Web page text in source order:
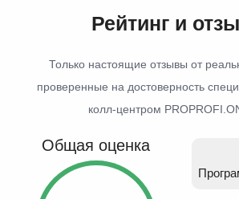
Рейтинг и
Только настоящие отзывы от
проверенные на достоверность
колл-центром
Общая оценка